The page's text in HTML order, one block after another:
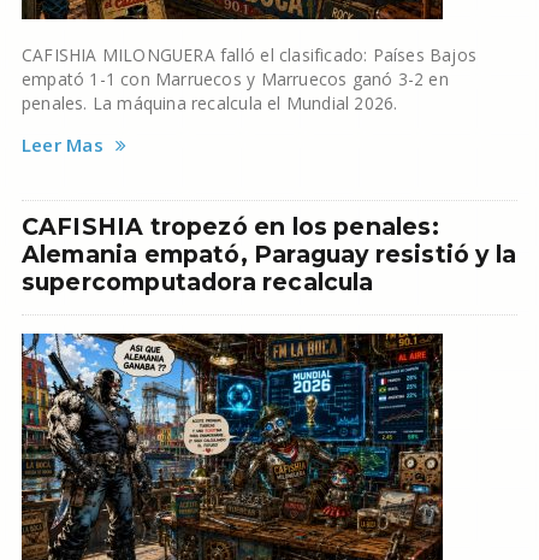
CAFISHIA MILONGUERA falló el clasificado: Países Bajos
empató 1-1 con Marruecos y Marruecos ganó 3-2 en
penales. La máquina recalcula el Mundial 2026.
Leer Mas
CAFISHIA tropezó en los penales:
Alemania empató, Paraguay resistió y la
supercomputadora recalcula